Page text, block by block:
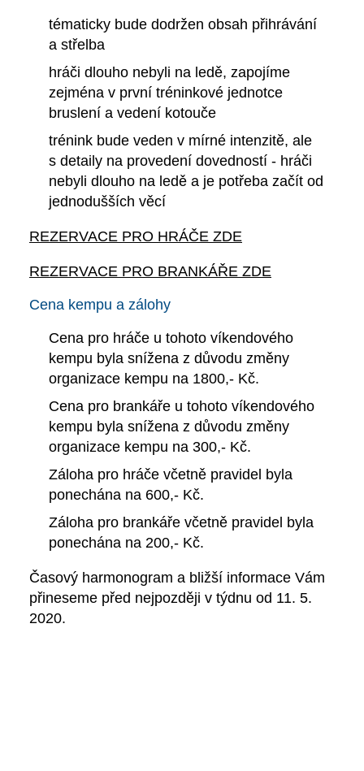
tématicky bude dodržen obsah přihrávání
a střelba
hráči dlouho nebyli na ledě, zapojíme
zejména v první tréninkové jednotce
bruslení a vedení kotouče
trénink bude veden v mírné intenzitě, ale
s detaily na provedení dovedností - hráči
nebyli dlouho na ledě a je potřeba začít od
jednodušších věcí
REZERVACE PRO HRÁČE ZDE
REZERVACE PRO BRANKÁŘE ZDE
Cena kempu a zálohy
Cena pro hráče u tohoto víkendového
kempu byla snížena z důvodu změny
organizace kempu na 1800,- Kč.
Cena pro brankáře u tohoto víkendového
kempu byla snížena z důvodu změny
organizace kempu na 300,- Kč.
Záloha pro hráče včetně pravidel byla
ponechána na 600,- Kč.
Záloha pro brankáře včetně pravidel byla
ponechána na 200,- Kč.
Časový harmonogram a bližší informace Vám
přineseme před nejpozději v týdnu od 11. 5.
2020.